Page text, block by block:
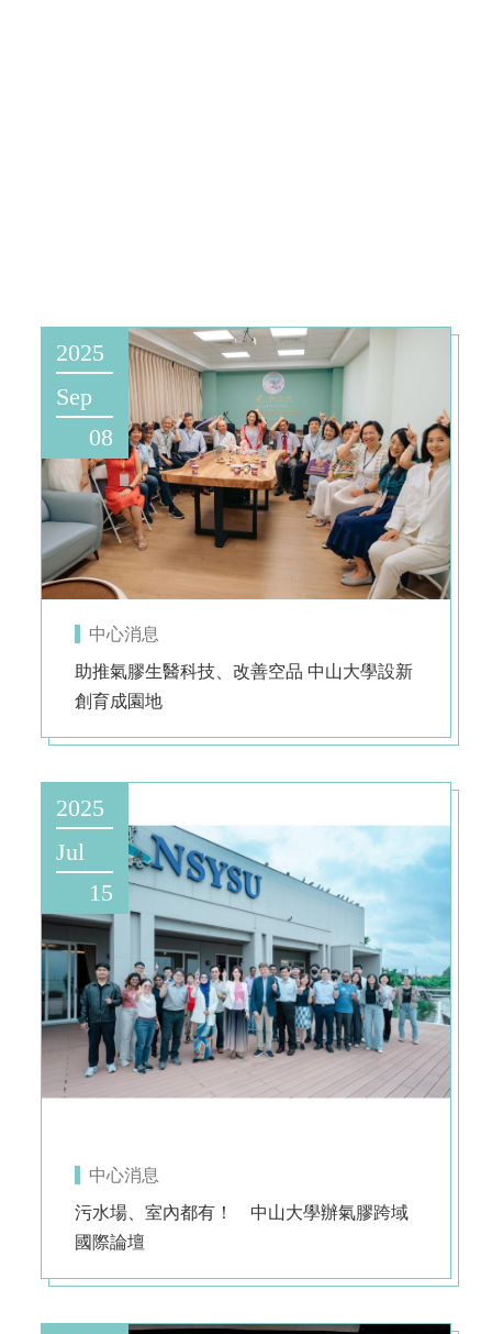
2025
Sep
08
中心消息
助推氣膠生醫科技、改善空品 中山大學設新
創育成園地
2025
Jul
15
中心消息
污水場、室內都有！ 中山大學辦氣膠跨域
國際論壇